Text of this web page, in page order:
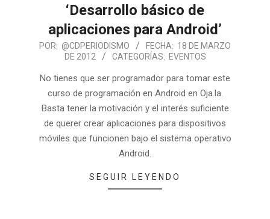
‘Desarrollo básico de
aplicaciones para Android’
POR: @CDPERIODISMO FECHA: 18 DE MARZO
DE 2012
CATEGORÍAS: EVENTOS
No tienes que ser programador para tomar este
curso de programación en Android en Oja.la.
Basta tener la motivación y el interés suficiente
de querer crear aplicaciones para dispositivos
móviles que funcionen bajo el sistema operativo
Android.
SEGUIR LEYENDO